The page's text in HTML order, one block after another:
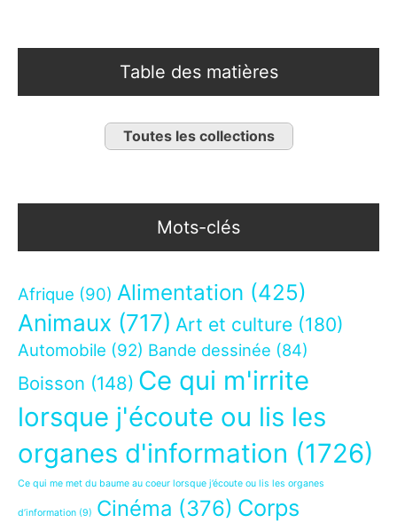
Table des matières
Toutes les collections
Mots-clés
Afrique (90) Alimentation (425)
Animaux (717) Art et culture (180)
Automobile (92) Bande dessinée (84)
Boisson (148) Ce qui m'irrite
lorsque j'écoute ou lis les
organes d'information (1726)
Ce qui me met du baume au coeur lorsque j’écoute ou lis les organes
d’information (9) Cinéma (376) Corps